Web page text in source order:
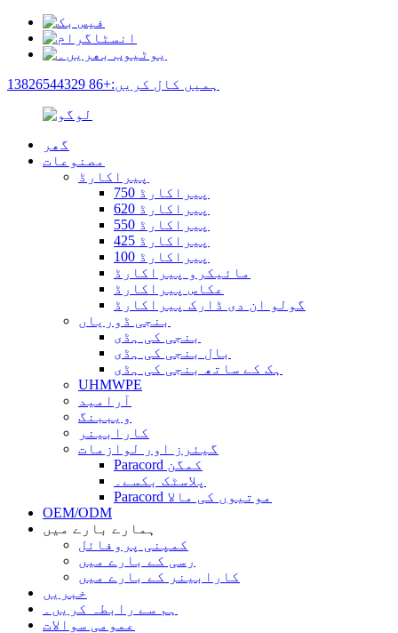
ہمیں کال کریں:+86 13826544329
گھر
مصنوعات
پیراکارڈ
پیراکارڈ 750
پیراکارڈ 620
پیراکارڈ 550
پیراکارڈ 425
پیراکارڈ 100
مائیکرو پیراکارڈ
عکاس پیراکارڈ
گولو ان دی ڈارک پیراکارڈ
بنجی ڈوریاں
بنجی کی ہڈی
بال بنجی کی ہڈی
ہک کے ساتھ بنجی کی ہڈی
UHMWPE
آرامید
ویببنگ
کارابینر
گیئرز اور لوازمات
Paracord کمگن
پلاسٹک بکسے۔
Paracord موتیوں کی مالا
OEM/ODM
ہمارے بارے میں
کمپنی پروفائل
رسی کے بارے میں
کارابینر کے بارے میں
خبریں
ہم سے رابطہ کریں۔
عمومی سوالات